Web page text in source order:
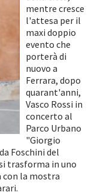
mentre cresce
l'attesa per il
maxi doppio
evento che
porterà di
nuovo a
Ferrara, dopo
quarant'anni,
Vasco Rossi in
concerto al
Parco Urbano
"Giorgio
Foschini del
trasforma in uno
con la mostra